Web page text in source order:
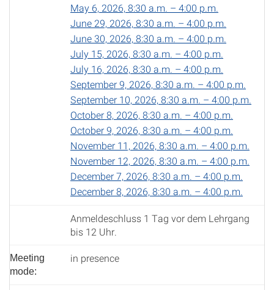
May 6, 2026, 8:30 a.m. – 4:00 p.m.
June 29, 2026, 8:30 a.m. – 4:00 p.m.
June 30, 2026, 8:30 a.m. – 4:00 p.m.
July 15, 2026, 8:30 a.m. – 4:00 p.m.
July 16, 2026, 8:30 a.m. – 4:00 p.m.
September 9, 2026, 8:30 a.m. – 4:00 p.m.
September 10, 2026, 8:30 a.m. – 4:00 p.m.
October 8, 2026, 8:30 a.m. – 4:00 p.m.
October 9, 2026, 8:30 a.m. – 4:00 p.m.
November 11, 2026, 8:30 a.m. – 4:00 p.m.
November 12, 2026, 8:30 a.m. – 4:00 p.m.
December 7, 2026, 8:30 a.m. – 4:00 p.m.
December 8, 2026, 8:30 a.m. – 4:00 p.m.
Anmeldeschluss 1 Tag vor dem Lehrgang
bis 12 Uhr.
Meeting
mode:
in presence